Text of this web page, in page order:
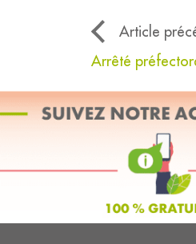
Article
Arrêté